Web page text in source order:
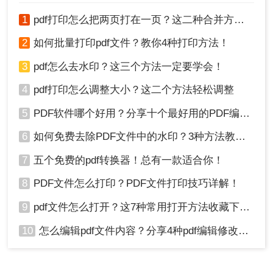
1 pdf打印怎么把两页打在一页？这二种合并方法了解一下！
2 如何批量打印pdf文件？教你4种打印方法！
3 pdf怎么去水印？这三个方法一定要学会！
4 pdf打印怎么调整大小？这二个方法轻松调整
5 PDF软件哪个好用？分享十个最好用的PDF编辑器！
6 如何免费去除PDF文件中的水印？3种方法教你快速去水印！
7 五个免费的pdf转换器！总有一款适合你！
8 PDF文件怎么打印？PDF文件打印技巧详解！
9 pdf文件怎么打开？这7种常用打开方法收藏下来！
10 怎么编辑pdf文件内容？分享4种pdf编辑修改方法！